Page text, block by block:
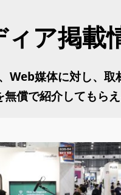
る
ィア掲載
Web媒体に対し、取
償で紹介してもらえ